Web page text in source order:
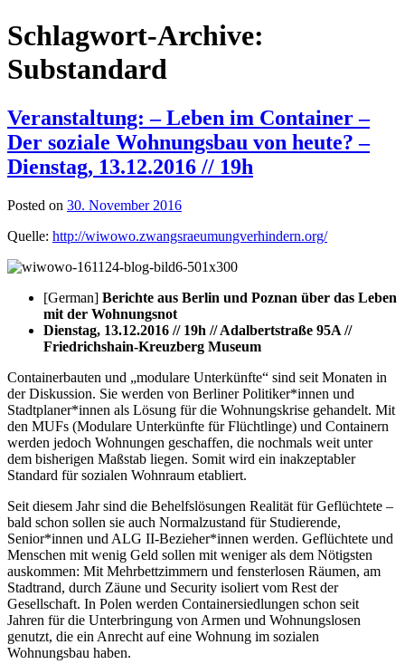
Schlagwort-Archive:
Substandard
Veranstaltung: – Leben im Container –
Der soziale Wohnungsbau von heute? –
Dienstag, 13.12.2016 // 19h
Posted on 30. November 2016
Quelle: http://wiwowo.zwangsraeumungverhindern.org/
[German] Berichte aus Berlin und Poznan über das Leben
mit der Wohnungsnot
Dienstag, 13.12.2016 // 19h // Adalbertstraße 95A //
Friedrichshain-Kreuzberg Museum
Containerbauten und „modulare Unterkünfte“ sind seit Monaten in
der Diskussion. Sie werden von Berliner Politiker*innen und
Stadtplaner*innen als Lösung für die Wohnungskrise gehandelt. Mit
den MUFs (Modulare Unterkünfte für Flüchtlinge) und Containern
werden jedoch Wohnungen geschaffen, die nochmals weit unter
dem bisherigen Maßstab liegen. Somit wird ein inakzeptabler
Standard für sozialen Wohnraum etabliert.
Seit diesem Jahr sind die Behelfslösungen Realität für Geflüchtete –
bald schon sollen sie auch Normalzustand für Studierende,
Senior*innen und ALG II-Bezieher*innen werden. Geflüchtete und
Menschen mit wenig Geld sollen mit weniger als dem Nötigsten
auskommen: Mit Mehrbettzimmern und fensterlosen Räumen, am
Stadtrand, durch Zäune und Security isoliert vom Rest der
Gesellschaft. In Polen werden Containersiedlungen schon seit
Jahren für die Unterbringung von Armen und Wohnungslosen
genutzt, die ein Anrecht auf eine Wohnung im sozialen
Wohnungsbau haben.